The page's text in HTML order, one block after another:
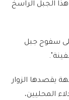
الجبل الراسخ
سفوح جبل
يقصدها الزوار
المحليين،